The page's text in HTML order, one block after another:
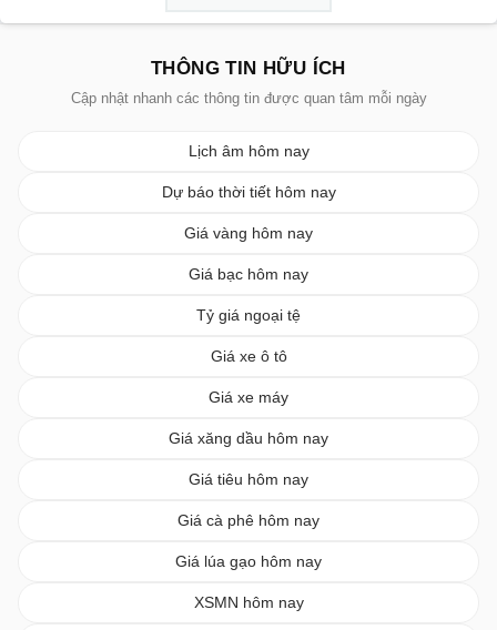
THÔNG TIN HỮU ÍCH
Cập nhật nhanh các thông tin được quan tâm mỗi ngày
Lịch âm hôm nay
Dự báo thời tiết hôm nay
Giá vàng hôm nay
Giá bạc hôm nay
Tỷ giá ngoại tệ
Giá xe ô tô
Giá xe máy
Giá xăng dầu hôm nay
Giá tiêu hôm nay
Giá cà phê hôm nay
Giá lúa gạo hôm nay
XSMN hôm nay